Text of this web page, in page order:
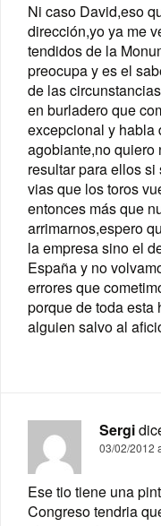
Ni caso David,eso
dirección,yo ya me
tendidos de la
preocupa y es el
de las
en burladero que
excepcional y habla
agobiante,no quiero
resultar para ellos
vias que los toros
entonces más que
arrimarnos,espero
la empresa sino el
España y no
errores que
porque de toda esta
alguien salvo al
Sergi
03/02/2012
Ese tio tiene una
Congreso tendria